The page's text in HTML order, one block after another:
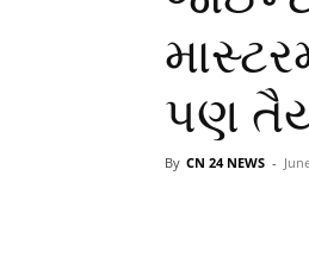
પણ
By CN 24 NEWS -